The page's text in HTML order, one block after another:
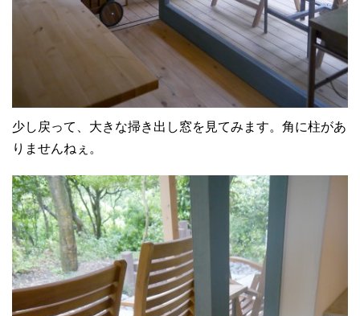
少し戻って、大きな掃き出し窓を見てみます。角に柱があ
りませんねぇ。